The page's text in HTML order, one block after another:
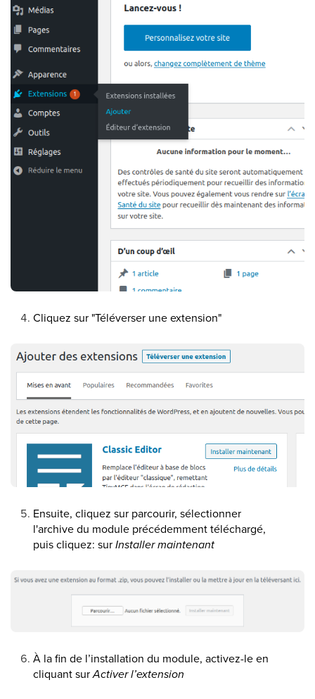
Cliquez sur "Téléverser une extension"
Ensuite, cliquez sur parcourir, sélectionner
l'archive du module précédemment téléchargé,
puis cliquez: surInstaller maintenant
À la fin de l’installation du module, activez-le en
cliquant surActiver l’extension